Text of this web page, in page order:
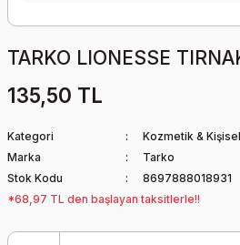
TARKO LIONESSE
135,50 TL
Kategori
Kozmetik & Kişisel
Marka
Tarko
Stok Kodu
8697888018931
*68,97 TL den başlayan taksitlerle!!